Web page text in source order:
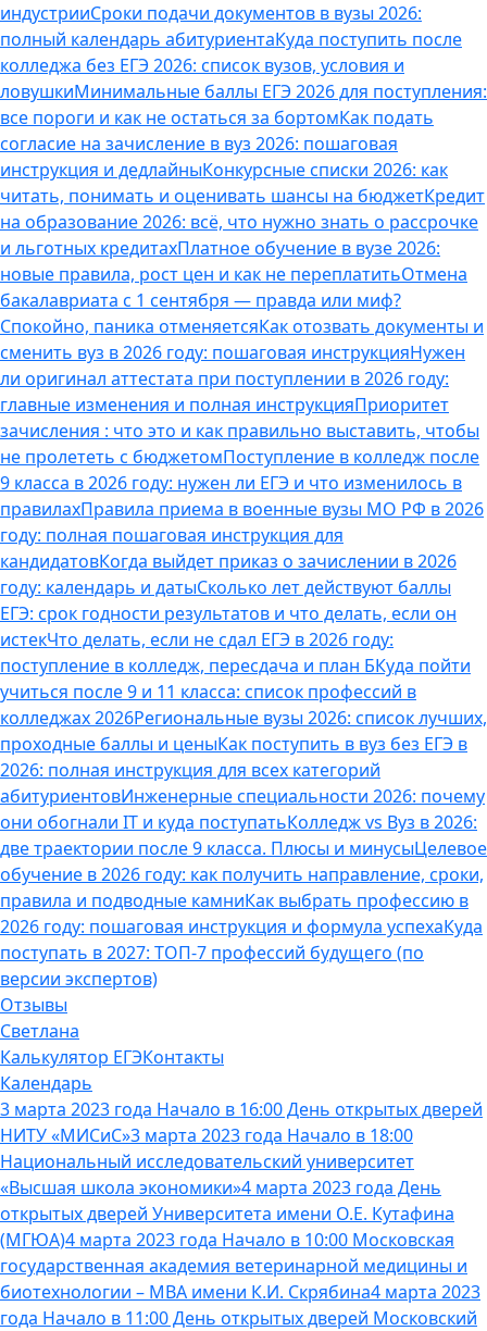
индустрииСроки подачи документов в вузы 2026:
полный календарь абитуриентаКуда поступить после
колледжа без ЕГЭ 2026: список вузов, условия и
ловушкиМинимальные баллы ЕГЭ 2026 для поступления:
все пороги и как не остаться за бортомКак подать
согласие на зачисление в вуз 2026: пошаговая
инструкция и дедлайныКонкурсные списки 2026: как
читать, понимать и оценивать шансы на бюджетКредит
на образование 2026: всё, что нужно знать о рассрочке
и льготных кредитахПлатное обучение в вузе 2026:
новые правила, рост цен и как не переплатитьОтмена
бакалавриата с 1 сентября — правда или миф?
Спокойно, паника отменяетсяКак отозвать документы и
сменить вуз в 2026 году: пошаговая инструкцияНужен
ли оригинал аттестата при поступлении в 2026 году:
главные изменения и полная инструкцияПриоритет
зачисления : что это и как правильно выставить, чтобы
не пролететь с бюджетомПоступление в колледж после
9 класса в 2026 году: нужен ли ЕГЭ и что изменилось в
правилахПравила приема в военные вузы МО РФ в 2026
году: полная пошаговая инструкция для
кандидатовКогда выйдет приказ о зачислении в 2026
году: календарь и датыСколько лет действуют баллы
ЕГЭ: срок годности результатов и что делать, если он
истекЧто делать, если не сдал ЕГЭ в 2026 году:
поступление в колледж, пересдача и план БКуда пойти
учиться после 9 и 11 класса: список профессий в
колледжах 2026Региональные вузы 2026: список лучших,
проходные баллы и ценыКак поступить в вуз без ЕГЭ в
2026: полная инструкция для всех категорий
абитуриентовИнженерные специальности 2026: почему
они обогнали IT и куда поступатьКолледж vs Вуз в 2026:
две траектории после 9 класса. Плюсы и минусыЦелевое
обучение в 2026 году: как получить направление, сроки,
правила и подводные камниКак выбрать профессию в
2026 году: пошаговая инструкция и формула успехаКуда
поступать в 2027: ТОП-7 профессий будущего (по
версии экспертов)
Отзывы
Светлана
Калькулятор ЕГЭКонтакты
Календарь
3 марта 2023 года Начало в 16:00 День открытых дверей
НИТУ «МИСиС»3 марта 2023 года Начало в 18:00
Национальный исследовательский университет
«Высшая школа экономики»4 марта 2023 года День
открытых дверей Университета имени О.Е. Кутафина
(МГЮА)4 марта 2023 года Начало в 10:00 Московская
государственная академия ветеринарной медицины и
биотехнологии – МВА имени К.И. Скрябина4 марта 2023
года Начало в 11:00 День открытых дверей Московский